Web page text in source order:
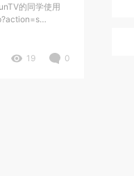
的同学使用
19 0